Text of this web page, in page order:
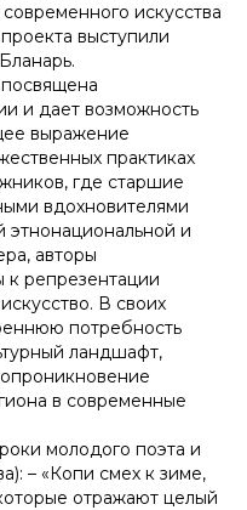
искусства
выступили
и дает возможность
выражение
практиках
где старшие
вдохновителями
и
авторы
репрезентации
В своих
потребность
ландшафт,
в современные
молодого поэта и
– «Копи смех к зиме,
отражают целый